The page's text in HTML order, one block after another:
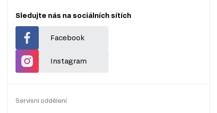
Sledujte nás na sociálních sítích
Facebook
Instagram
Servisní oddělení